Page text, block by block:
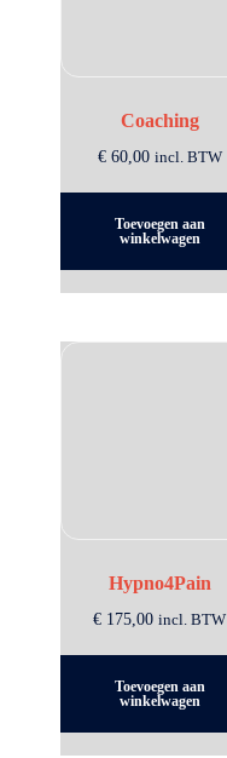
Coaching
€60,00 incl. BTW
Toevoegen aan
winkelwagen
Hypno4Pain
€ 175,00 incl. BTW
Toevoegen aan
winkelwagen